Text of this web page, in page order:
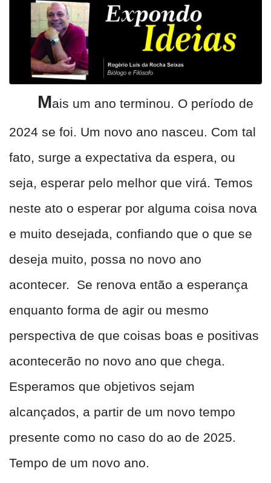
Mais um ano terminou. O período de
2024 se foi. Um novo ano nasceu. Com tal
fato, surge a expectativa da espera, ou
seja, esperar pelo melhor que virá. Temos
neste ato o esperar por alguma coisa nova
e muito desejada, confiando que o que se
deseja muito, possa no novo ano
acontecer.
Se renova então a esperança
enquanto forma de agir ou mesmo
perspectiva de que coisas boas e positivas
acontecerão no novo ano que chega.
Esperamos que objetivos sejam
alcançados, a partir de um novo tempo
presente como no caso do ao de 2025.
Tempo de um novo ano.